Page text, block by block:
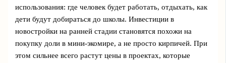
использования: где человек будет работать, отдыхать, как
дети будут добираться до школы. Инвестиции в
новостройки на ранней стадии становятся похожи на
покупку доли в мини-экомире, а не просто кирпичей. При
этом сильнее всего растут цены в проектах, которые